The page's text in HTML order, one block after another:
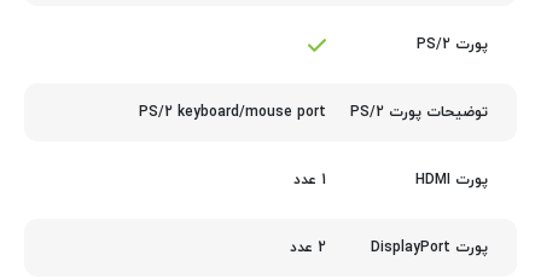
پورت PS/2
توضیحات پورت PS/2 PS/2 keyboard/mouse port
پورت HDMI 1 عدد
پورت DisplayPort 2 عدد